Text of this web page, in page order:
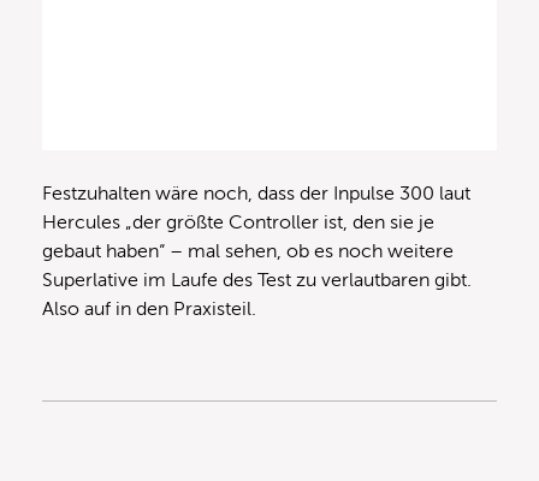
Festzuhalten wäre noch, dass der Inpulse 300 laut
Hercules „der größte Controller ist, den sie je
gebaut haben“ – mal sehen, ob es noch weitere
Superlative im Laufe des Test zu verlautbaren gibt.
Also auf in den Praxisteil.